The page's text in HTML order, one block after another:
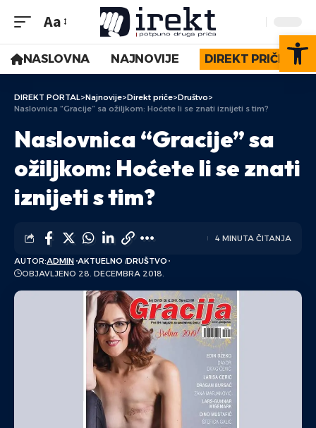
Aa
NASLOVNA NAJNOVIJE DIREKT PRIČE
DIREKT PORTAL>Najnovije>Direkt priče>Društvo>
Naslovnica “Gracije” sa ožiljkom: Hoćete li se znati iznijeti s tim?
Naslovnica “Gracije” sa
ožiljkom: Hoćete li se znati
iznijeti s tim?
AUTOR:ADMIN AKTUELNO DRUŠTVO
OBJAVLJENO 28. DECEMBRA 2018.
4 MINUTA ČITANJA